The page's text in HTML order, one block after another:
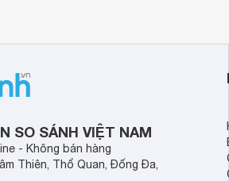
SO SÁNH VIỆT NAM
- Không bán hàng
Thiên, Thổ Quan, Đống Đa,